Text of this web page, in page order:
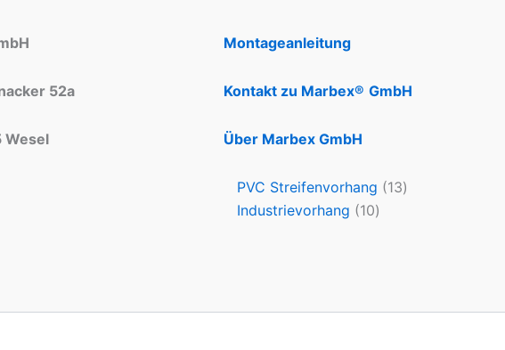
52a
Wesel
Montageanleitung
Kontakt zu Marbex® GmbH
Über Marbex GmbH
PVC Streifenvorhang 13
Industrievorhang 10